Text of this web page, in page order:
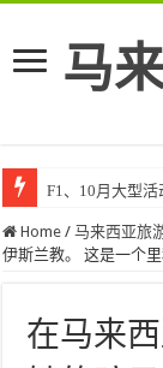
马
F1、10月大型活
Home / 马来西亚旅
伊斯兰教。 这是一个
在马来